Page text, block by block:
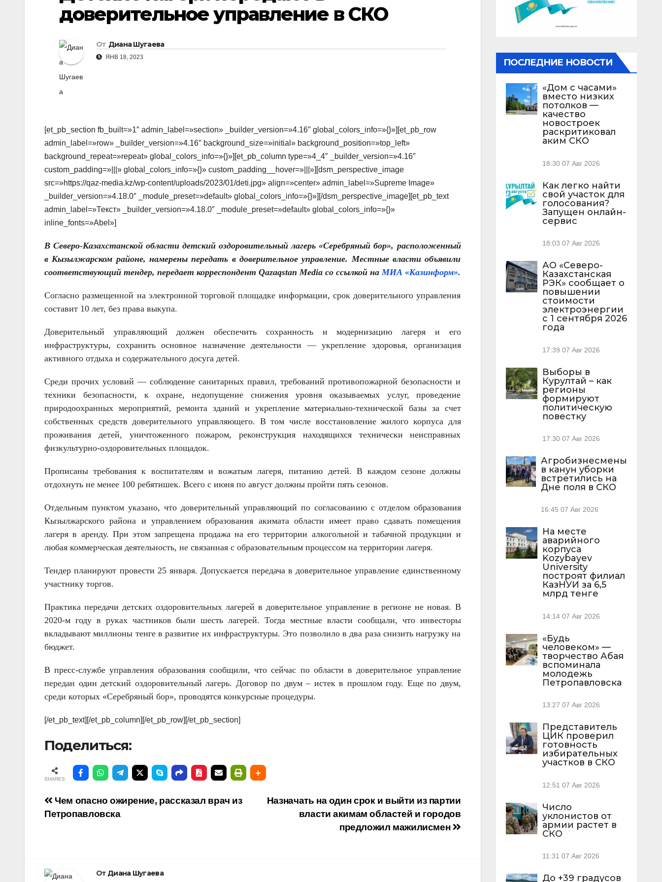
доверительное управление в СКО
От Диана Шугаева
ЯНВ 18, 2023
[et_pb_section fb_built=»1″ admin_label=»section» _builder_version=»4.16″ global_colors_info=»{}»][et_pb_row
admin_label=»row» _builder_version=»4.16″ background_size=»initial» background_position=»top_left»
background_repeat=»repeat» global_colors_info=»{}»][et_pb_column type=»4_4″ _builder_version=»4.16″
custom_padding=»|||» global_colors_info=»{}» custom_padding__hover=»|||»][dsm_perspective_image
src=»https://qaz-media.kz/wp-content/uploads/2023/01/deti.jpg» align=»center» admin_label=»Supreme Image»
_builder_version=»4.18.0″ _module_preset=»default» global_colors_info=»{}»][/dsm_perspective_image][et_pb_text
admin_label=»Текст» _builder_version=»4.18.0″ _module_preset=»default» global_colors_info=»{}»
inline_fonts=»Abel»]
В Северо-Казахстанской области детский оздоровительный лагерь «Серебряный бор», расположенный
в Кызылжарском районе, намерены передать в доверительное управление. Местные власти объявили
соответствующий тендер, передает корреспондент Qazaqstan Media со ссылкой на МИА «Казинформ».
Согласно размещенной на электронной торговой площадке информации, срок доверительного управления
составит 10 лет, без права выкупа.
Доверительный управляющий должен обеспечить сохранность и модернизацию лагеря и его
инфраструктуры, сохранить основное назначение деятельности — укрепление здоровья, организация
активного отдыха и содержательного досуга детей.
Среди прочих условий — соблюдение санитарных правил, требований противопожарной безопасности и
техники безопасности, к охране, недопущение снижения уровня оказываемых услуг, проведение
природоохранных мероприятий, ремонта зданий и укрепление материально-технической базы за счет
собственных средств доверительного управляющего. В том числе восстановление жилого корпуса для
проживания детей, уничтоженного пожаром, реконструкция находящихся технически неисправных
физкультурно-оздоровительных площадок.
Прописаны требования к воспитателям и вожатым лагеря, питанию детей. В каждом сезоне должны
отдохнуть не менее 100 ребятишек. Всего с июня по август должны пройти пять сезонов.
Отдельным пунктом указано, что доверительный управляющий по согласованию с отделом образования
Кызылжарского района и управлением образования акимата области имеет право сдавать помещения
лагеря в аренду. При этом запрещена продажа на его территории алкогольной и табачной продукции и
любая коммерческая деятельность, не связанная с образовательным процессом на территории лагеря.
Тендер планируют провести 25 января. Допускается передача в доверительное управление единственному
участнику торгов.
Практика передачи детских оздоровительных лагерей в доверительное управление в регионе не новая. В
2020-м году в руках частников были шесть лагерей. Тогда местные власти сообщали, что инвесторы
вкладывают миллионы тенге в развитие их инфраструктуры. Это позволило в два раза снизить нагрузку на
бюджет.
В пресс-службе управления образования сообщили, что сейчас по области в доверительное управление
передан один детский оздоровительный лагерь. Договор по двум – истек в прошлом году. Еще по двум,
среди которых «Серебряный бор», проводятся конкурсные процедуры.
[/et_pb_text][/et_pb_column][/et_pb_row][/et_pb_section]
Поделиться:
SHARES
Навигация
по
Назначать на один срок и выйти из партии
власти акимам областей и городов
предложил мажилисмен
Чем опасно ожирение, рассказал врач из
Петропавловска
От Диана Шугаева
ПОСЛЕДНИЕ НОВОСТИ
«Дом с часами»
вместо низких
потолков —
качество
новостроек
раскритиковал
аким СКО
18:30 07 Авг 2026
Как легко найти
свой участок для
голосования?
Запущен онлайн-
сервис
18:03 07 Авг 2026
АО «Северо-
Казахстанская
РЭК» сообщает о
повышении
стоимости
электроэнергии
с 1 сентября 2026
года
17:39 07 Авг 2026
Выборы в
Курултай – как
регионы
формируют
политическую
повестку
17:30 07 Авг 2026
Агробизнесмены
в канун уборки
встретились на
Дне поля в СКО
16:45 07 Авг 2026
На месте
аварийного
корпуса
Kozybayev
University
построят филиал
КазНУИ за 6,5
млрд тенге
14:14 07 Авг 2026
«Будь
человеком» —
творчество Абая
вспоминала
молодежь
Петропавловска
13:27 07 Авг 2026
Представитель
ЦИК проверил
готовность
избирательных
участков в СКО
12:51 07 Авг 2026
Число
уклонистов от
армии растет в
СКО
11:31 07 Авг 2026
До +39 градусов